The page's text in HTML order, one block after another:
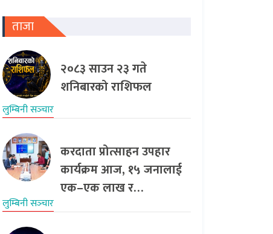
ताजा
२०८३ साउन २३ गते
शनिबारको राशिफल
लुम्बिनी सञ्‍चार
करदाता प्रोत्साहन उपहार
कार्यक्रम आज, १५ जनालाई
एक–एक लाख र…
लुम्बिनी सञ्‍चार